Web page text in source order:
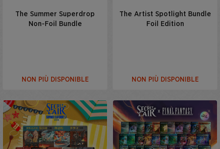
The Summer Superdrop
Non-Foil Bundle
NON PIÙ DISPONIBLE
The Artist Spotlight Bundle
Foil Edition
NON PIÙ DISPONIBLE